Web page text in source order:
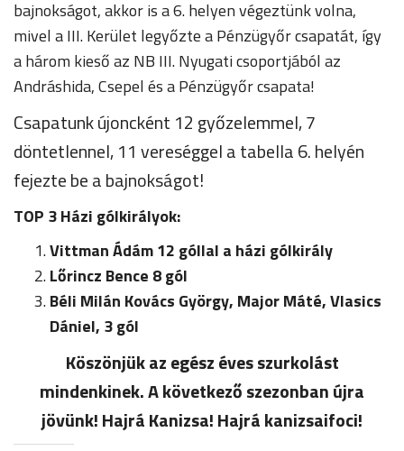
bajnokságot, akkor is a 6. helyen végeztünk volna,
mivel a III. Kerület legyőzte a Pénzügyőr csapatát, így
a három kieső az NB III. Nyugati csoportjából az
Andráshida, Csepel és a Pénzügyőr csapata!
Csapatunk újoncként 12 győzelemmel, 7
döntetlennel, 11 vereséggel a tabella 6. helyén
fejezte be a bajnokságot!
TOP 3 Házi gólkirályok:
Vittman Ádám 12 góllal a házi gólkirály
Lőrincz Bence 8 gól
Béli Milán Kovács György, Major Máté, Vlasics
Dániel, 3 gól
Köszönjük az egész éves szurkolást
mindenkinek. A következő szezonban újra
jövünk! Hajrá Kanizsa! Hajrá kanizsaifoci!